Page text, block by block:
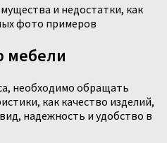
мебели
необходимо обращать
как качество изделий,
надежность и удобство в